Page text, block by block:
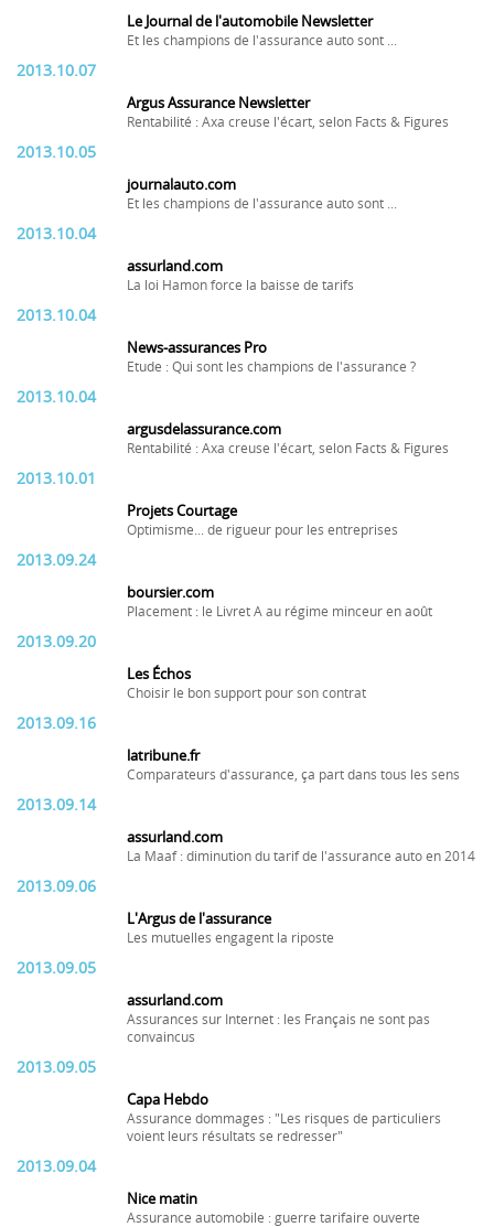
Le Journal de l'automobile Newsletter
Et les champions de l'assurance auto sont ...
2013.10.07
Argus Assurance Newsletter
Rentabilité : Axa creuse l'écart, selon Facts & Figures
2013.10.05
journalauto.com
Et les champions de l'assurance auto sont ...
2013.10.04
assurland.com
La loi Hamon force la baisse de tarifs
2013.10.04
News-assurances Pro
Etude : Qui sont les champions de l'assurance ?
2013.10.04
argusdelassurance.com
Rentabilité : Axa creuse l'écart, selon Facts & Figures
2013.10.01
Projets Courtage
Optimisme... de rigueur pour les entreprises
2013.09.24
boursier.com
Placement : le Livret A au régime minceur en août
2013.09.20
Les Échos
Choisir le bon support pour son contrat
2013.09.16
latribune.fr
Comparateurs d'assurance, ça part dans tous les sens
2013.09.14
assurland.com
La Maaf : diminution du tarif de l'assurance auto en 2014
2013.09.06
L'Argus de l'assurance
Les mutuelles engagent la riposte
2013.09.05
assurland.com
Assurances sur Internet : les Français ne sont pas
convaincus
2013.09.05
Capa Hebdo
Assurance dommages : "Les risques de particuliers
voient leurs résultats se redresser"
2013.09.04
Nice matin
Assurance automobile : guerre tarifaire ouverte